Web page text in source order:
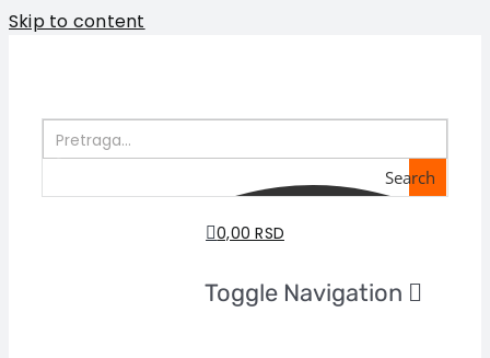
Skip to content
Search
0,00 RSD
Toggle Navigation